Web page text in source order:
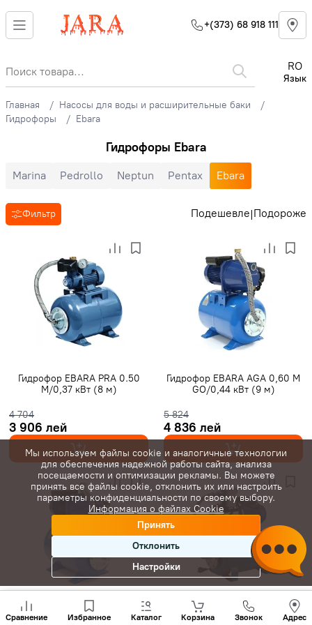
+(373) 68 918 111
RO
Язык
Главная
Насосы для воды и расширительные баки
Гидрофоры
Ebara
Гидрофоры Ebara
Marina Pedrollo Neptun Pentax Ebara
Фильтр Подешевле|Подороже
Гидрофор EBARA PRA 0.50
M/0,37 кВт (8 м)
4 704
3 906 лей
Гидрофор EBARA AGA 0,60 M
GO/0,44 кВт (9 м)
5 824
4 836 лей
Гидрофор EBARA AGA 1,00 M
Гидрофор EBARA JEXM/A 80
Сравнение Избранное Каталог Корзина Звонок Адрес
нам
+(373)
Мы используем файлы cookie и аналогичные технологии
для обеспечения надежной работы сайта, анализа
посещаемости и оптимизации рекламы. Вы можете
принять все файлы cookie, отклонить их или настроить
параметры конфиденциальности по своему выбору.
Информация о файлах Cookie
Принять
Отклонить
Настройки